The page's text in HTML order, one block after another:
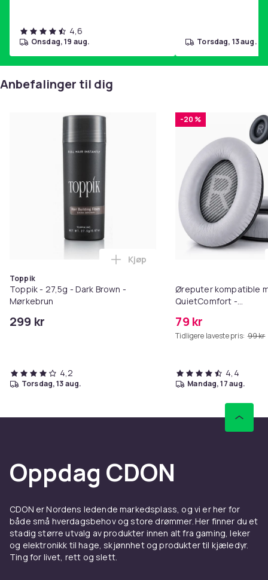
4,6
onsdag, 19 aug. torsdag, 13 aug.
Anbefalinger til dig
Toppik
Toppik - 27,5g - Dark Brown -
Mørkebrun
299 kr
Legg Toppik - 27,5g - Dark
Kjøp
4,2
torsdag, 13 aug.
-20 %
Øreputer kompatible
QuietComfort -
79 kr
Tidligere laveste pris: 99 kr
4,4
mandag, 17 aug.
Oppdag CDON
CDON er Nordens ledende markedsplass, og vi er her for
både små hverdagsbehov og store drømmer. Her finner du et
stadig større utvalg av produkter innen alt fra gaming, leker
og elektronikk til hage, skjønnhet og produkter til kjæledyr.
Ting for livet, rett og slett.